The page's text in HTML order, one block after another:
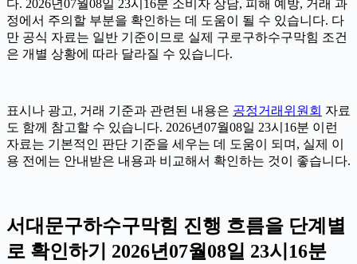
다. 2026년07월08일 23시16분 소비자 상담, 피해 예방, 거래 과
정에서 주의할 부분을 확인하는 데 도움이 될 수 있습니다. 다
만 공식 자료는 일반 기준이므로 실제 구로구하수구막힘 조건
은 개별 상황에 따라 달라질 수 있습니다.
표시나 광고, 거래 기준과 관련된 내용은 공정거래위원회 자료
도 함께 참고할 수 있습니다. 2026년07월08일 23시16분 이런
자료는 기본적인 판단 기준을 세우는 데 도움이 되며, 실제 이
용 전에는 안내받은 내용과 비교해서 확인하는 것이 좋습니다.
서대문구하수구막힘 진행 흐름을 단계별
로 확인하기 2026년07월08일 23시16분